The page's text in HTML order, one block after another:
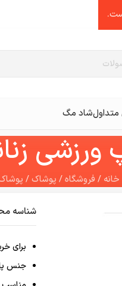
شاد مگ
ورزشی
خانه /فروشگاه/ پوشاک/ پوشاک
شناسه
برای
جنس